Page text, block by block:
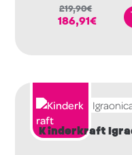
219,90€
186,91€
Kinderkraft